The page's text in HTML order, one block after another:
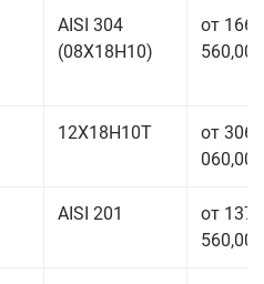
AISI 304
(08Х18Н10)
от 166
560,00
12Х18Н10Т
от 306
060,00
AISI 201
от 137
560,00